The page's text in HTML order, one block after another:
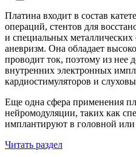
Платина входит в состав
операций, стентов для
и специальных металлических
аневризм. Она обладает
проводит ток, поэтому из нее
внутренних электронных
кардиостимуляторов и
Еще одна сфера применения
нейромодуляции, таких как
имплантируют в головной или
Читать раздел